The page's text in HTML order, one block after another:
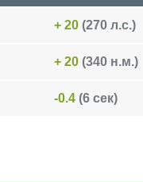
+ 20 (270 л.с.)
+ 20 (340 н.м.)
-0.4 (6 сек)